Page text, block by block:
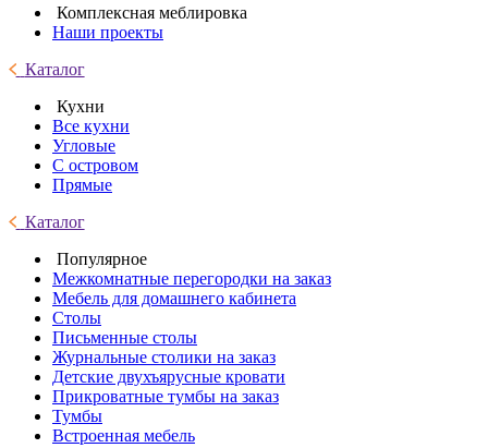
Комплексная меблировка
Наши проекты
Каталог
Кухни
Все кухни
Угловые
С островом
Прямые
Каталог
Популярное
Межкомнатные перегородки на заказ
Мебель для домашнего кабинета
Столы
Письменные столы
Журнальные столики на заказ
Детские двухъярусные кровати
Прикроватные тумбы на заказ
Тумбы
Встроенная мебель